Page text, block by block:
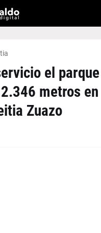
el
metros en
Zuazo